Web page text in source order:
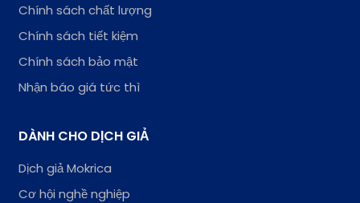
Chính sách chất lượng
Chính sách tiết kiệm
Chính sách bảo mật
Nhận báo giá tức thì
DÀNH CHO DỊCH GIẢ
Dịch giả Mokrica
Cơ hội nghề nghiệp